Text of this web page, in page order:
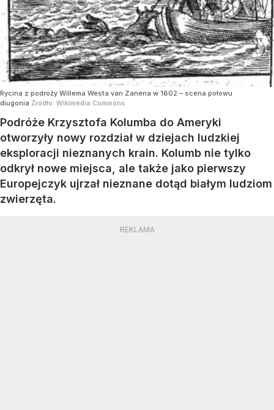
Rycina z podróży Willema Westa van Zanena w 1602 – scena połowu
diugonia Źródło: Wikimedia Commons
Podróże Krzysztofa Kolumba do Ameryki
otworzyły nowy rozdział w dziejach ludzkiej
eksploracji nieznanych krain. Kolumb nie tylko
odkrył nowe miejsca, ale także jako pierwszy
Europejczyk ujrzał nieznane dotąd białym ludziom
zwierzęta.